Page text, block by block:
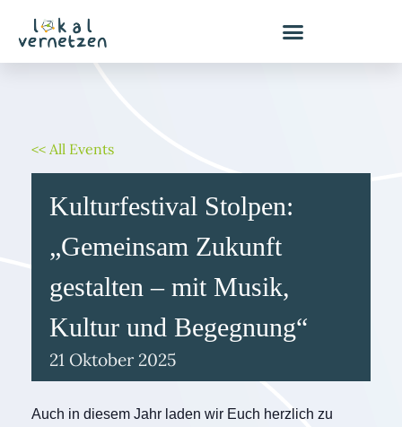
Inhalt
springen
<< All Events
Kulturfestival Stolpen:
„Gemeinsam Zukunft
gestalten – mit Musik,
Kultur und Begegnung“
21 Oktober 2025
Auch in diesem Jahr laden wir Euch herzlich zu